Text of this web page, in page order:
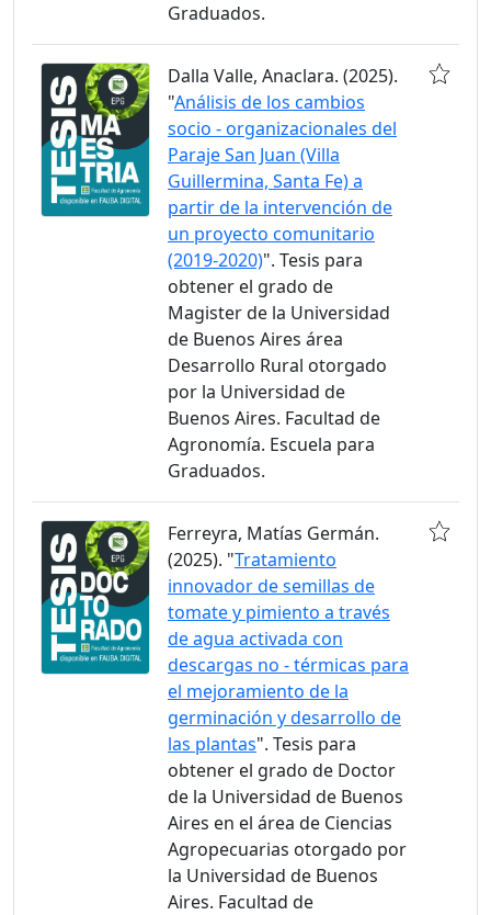
Graduados.
Dalla Valle, Anaclara. (2025).
"Análisis de los cambios
socio - organizacionales del
Paraje San Juan (Villa
Guillermina, Santa Fe) a
partir de la intervención de
un proyecto comunitario
(2019-2020)". Tesis para
obtener el grado de
Magister de la Universidad
de Buenos Aires área
Desarrollo Rural otorgado
por la Universidad de
Buenos Aires. Facultad de
Agronomía. Escuela para
Graduados.
Ferreyra, Matías Germán.
(2025). "Tratamiento
innovador de semillas de
tomate y pimiento a través
de agua activada con
descargas no - térmicas para
el mejoramiento de la
germinación y desarrollo de
las plantas". Tesis para
obtener el grado de Doctor
de la Universidad de Buenos
Aires en el área de Ciencias
Agropecuarias otorgado por
la Universidad de Buenos
Aires. Facultad de